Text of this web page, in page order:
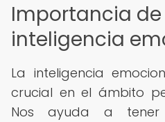
Importancia de
inteligencia
La inteligencia
crucial en el ámbito
Nos ayuda a tener